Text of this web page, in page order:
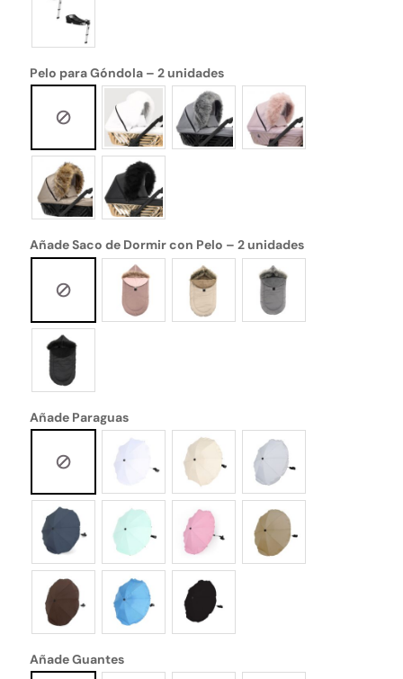
Pelo para Góndola – 2 unidades
Añade Saco de Dormir con Pelo – 2 unidades
Añade Paraguas
Añade Guantes